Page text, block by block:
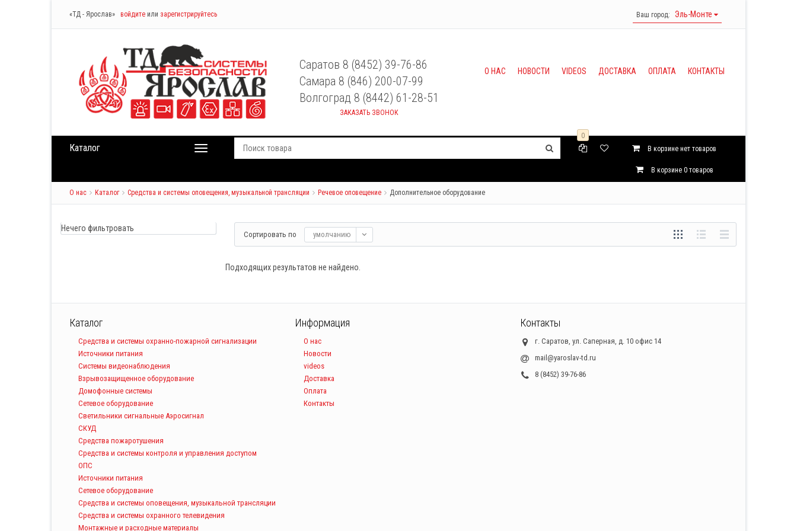
«ТД - Ярослав» войдите или зарегистрируйтесь Ваш город: Эль-Монте
О НАС НОВОСТИ VIDEOS ДОСТАВКА ОПЛАТА КОНТАКТЫ
Саратов 8 (8452) 39-76-86
Самара 8 (846) 200-07-99
Волгоград 8 (8442) 61-28-51
ЗАКАЗАТЬ ЗВОНОК
Каталог
0
В корзине нет товаров
В корзине 0 товаров
О нас Каталог Средства и системы оповещения, музыкальной трансляции Речевое оповещение Дополнительное оборудование
Нечего фильтровать
Сортировать по
Подходящих результатов не найдено.
Каталог
Средства и системы охранно-пожарной сигнализации
Источники питания
Системы видеонаблюдения
Взрывозащищенное оборудование
Домофонные системы
Сетевое оборудование
Светильники сигнальные Аэросигнал
СКУД
Средства пожаротушения
Средства и системы контроля и управления доступом
ОПС
Источники питания
Сетевое оборудование
Средства и системы оповещения, музыкальной трансляции
Средства и системы охранного телевидения
Монтажные и расходные материалы
Информация
О нас
Новости
videos
Доставка
Оплата
Контакты
Контакты
г. Саратов, ул. Саперная, д. 10 офис 14
mail@yaroslav-td.ru
8 (8452) 39-76-86